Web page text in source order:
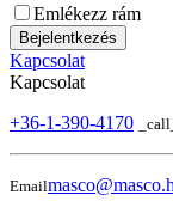
Emlékezz rám
Bejelentkezés
Kapcsolat
Kapcsolat
+36-1-390-4170
Email